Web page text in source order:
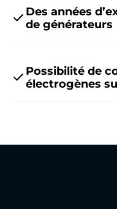
Des années
de générateurs
Possibilité de
électrogènes